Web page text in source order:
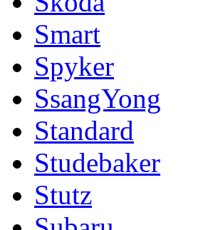
Smart
Spyker
SsangYong
Standard
Studebaker
Stutz